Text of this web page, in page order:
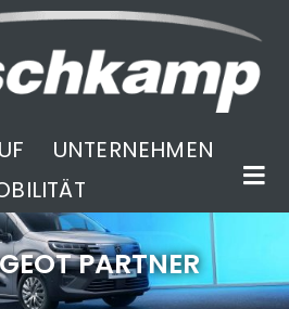
UNTERNEHMEN
PARTNER